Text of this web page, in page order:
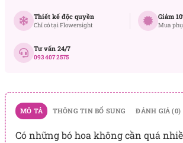
Thiết kế độc quyền
Chỉ có tại Flowersight
Giảm
Mua
Tư vấn 24/7
093 407 2575
MÔ TẢ THÔNG TIN BỔ SUNG ĐÁNH GIÁ (0)
Có những bó hoa không cần quá